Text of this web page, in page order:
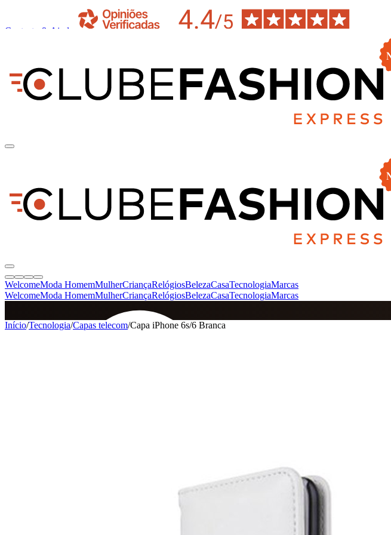
Contacto & Ajuda
WelcomeModa HomemMulherCriançaRelógiosBelezaCasaTecnologiaMarcas
WelcomeModa HomemMulherCriançaRelógiosBelezaCasaTecnologiaMarcas
SINCE 2005
Início/Tecnologia/Capas telecom/Capa iPhone 6s/6 Branca